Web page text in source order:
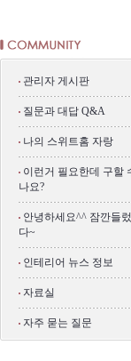
관리자 게시판
질문과 대답 Q&A
나의 스위트홈 자랑
이런거 필요한데 구할
나요?
안녕하세요^^ 잠깐들
다~
인테리어 뉴스 정보
자료실
자주 묻는 질문